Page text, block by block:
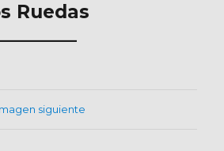
Ruedas
siguiente